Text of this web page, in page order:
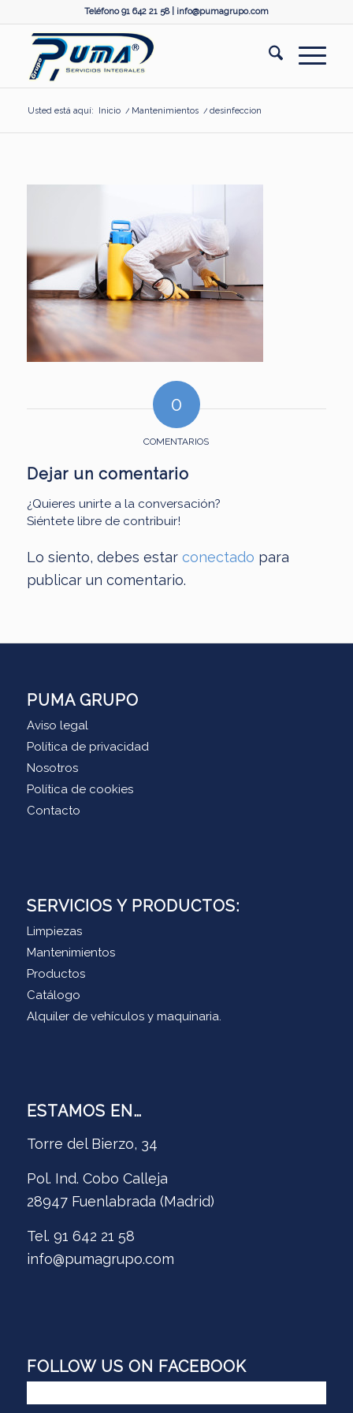
Teléfono 91 642 21 58 | info@pumagrupo.com
Usted está aquí: Inicio / Mantenimientos / desinfeccion
0
COMENTARIOS
Dejar un comentario
¿Quieres unirte a la conversación?
Siéntete libre de contribuir!
Lo siento, debes estar conectado para
publicar un comentario.
PUMA GRUPO
Aviso legal
Política de privacidad
Nosotros
Política de cookies
Contacto
SERVICIOS Y PRODUCTOS:
Limpiezas
Mantenimientos
Productos
Catálogo
Alquiler de vehículos y maquinaria.
ESTAMOS EN…
Torre del Bierzo, 34
Pol. Ind. Cobo Calleja
28947 Fuenlabrada (Madrid)
Tel. 91 642 21 58
info@pumagrupo.com
FOLLOW US ON FACEBOOK